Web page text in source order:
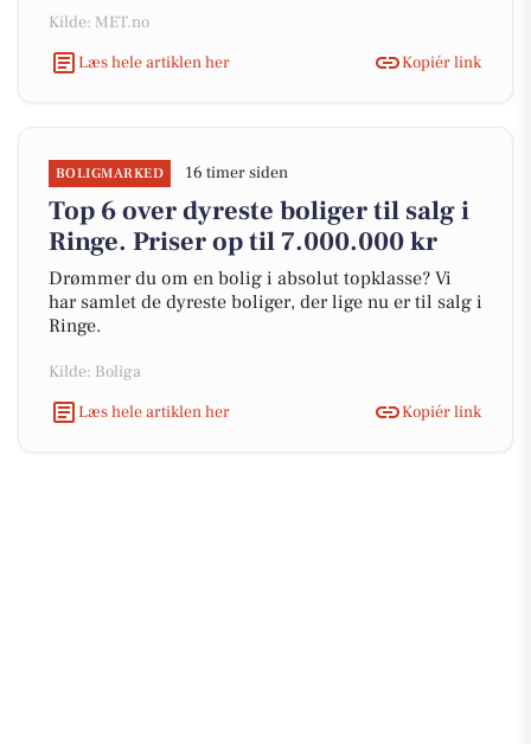
Kilde: MET.no
Læs hele artiklen her
Kopiér link
BOLIGMARKED 16 timer siden
Top 6 over dyreste boliger til salg i
Ringe. Priser op til 7.000.000 kr
Drømmer du om en bolig i absolut topklasse? Vi
har samlet de dyreste boliger, der lige nu er til salg i
Ringe.
Kilde: Boliga
Læs hele artiklen her
Kopiér link